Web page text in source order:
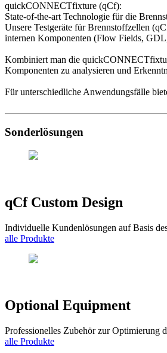
quickCONNECTfixture (qCf):
State-of-the-art Technologie für die
Unsere Testgeräte für Brennstoffzellen
internen Komponenten (Flow Fields,
Kombiniert man die
Komponenten zu analysieren und
Für unterschiedliche Anwendungsfälle
Sonderlösungen
qCf Custom Design
Individuelle Kundenlösungen auf Basis
alle Produkte
Optional Equipment
Professionelles Zubehör zur Optimierung
alle Produkte